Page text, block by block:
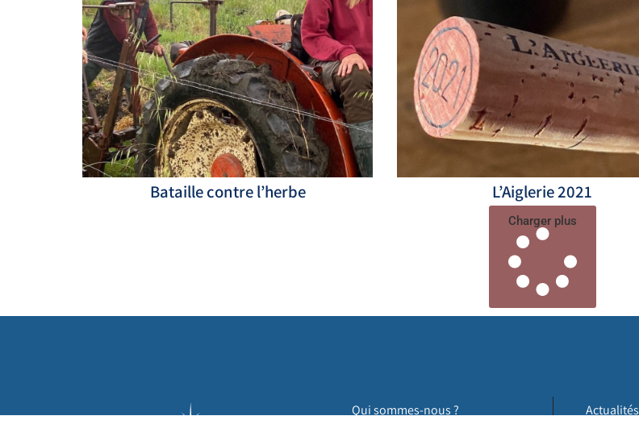
Bataille contre l’herbe L’Aiglerie 2021
Charger plus
Qui sommes-nous ?
Actualités